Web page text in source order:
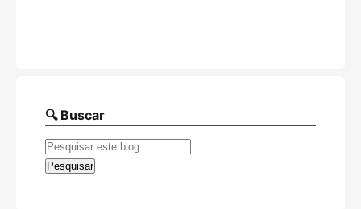
🔍 Buscar